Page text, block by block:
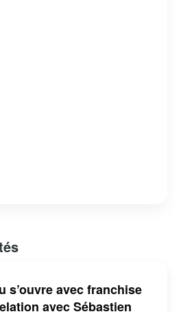
s’ouvre avec franchise
avec Sébastien